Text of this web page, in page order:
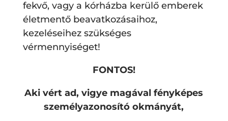
fekvő, vagy a kórházba kerülő emberek
életmentő beavatkozásaihoz,
kezeléseihez szükséges
vérmennyiséget!
FONTOS!
Aki vért ad, vigye magával fényképes
személyazonosító okmányát,